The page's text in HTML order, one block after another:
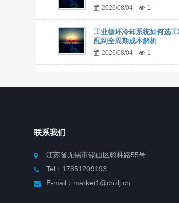
2026/08/04 1
工业循环冷却系统如何选
配到全周期成本解析
2026/08/04 1
联系我们
江苏省无锡市锡山区翰林路55号
Tel：17851209193
E-mail：market1@cnzlj.cn